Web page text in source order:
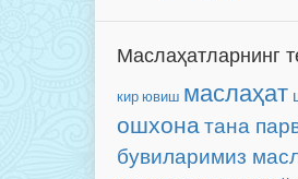
Маслаҳатларнинг
кир ювиш маслаҳат
ошхонатана
бувиларимиз